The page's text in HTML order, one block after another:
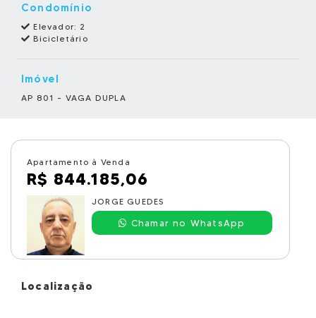
Condomínio
Elevador: 2
Bicicletário
Imóvel
AP 801 - VAGA DUPLA
Apartamento à Venda
R$ 844.185,06
JORGE GUEDES
Chamar no WhatsApp
Localização